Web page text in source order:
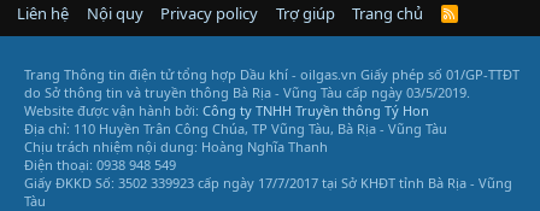
Liên hệ
Nội quy Privacy policy Trợ giúp Trang chủ
R
S
Trang Thông tin điện tử tổng hợp Dầu khí - oilgas.vn Giấy phép số 01/GP-TTĐT
do Sở thông tin và truyền thông Bà Rịa - Vũng Tàu cấp ngày 03/5/2019.
Website được vận hành bởi: Công ty TNHH Truyền thông Tý Hon
Địa chỉ: 110 Huyền Trân Công Chúa, TP Vũng Tàu, Bà Rịa - Vũng Tàu
Chịu trách nhiệm nội dung: Hoàng Nghĩa Thanh
Điện thoại: 0938 948 549
Giấy ĐKKD Số: 3502 339923 cấp ngày 17/7/2017 tại Sở KHĐT tỉnh Bà Rịa - Vũng
Tàu